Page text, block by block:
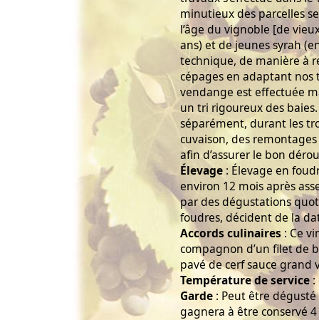
minutieux des parcelles
l’âge du vignoble [de
ans) et de jeunes syrah
technique, de manière à
cépages en adaptant nos
vendange est effectuée
un tri rigoureux des
séparément, durant les
cuvaison, des
afin d’assurer le bon
Élevage : Élevage en
environ 12 mois après
par des dégustations
foudres, décident de la
Accords culinaires : Ce
compagnon d’un filet de
pavé de cerf sauce grand
Température de service :
Garde : Peut être
gagnera à être conservé 4